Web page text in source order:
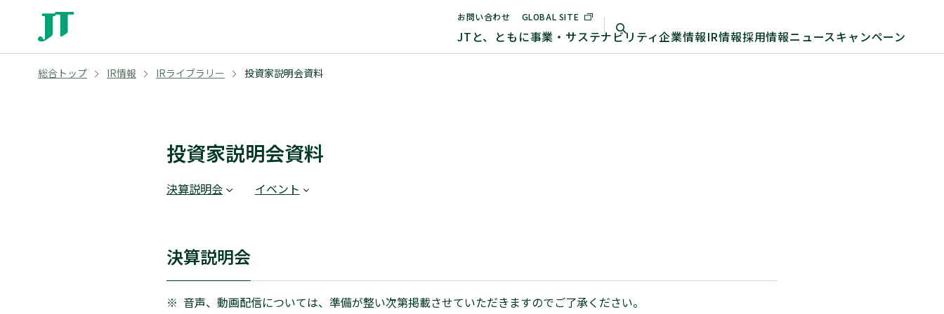
お問い合わせ GLOBAL SITE
JTと、ともに事業・ サステナビリティ企業情報IR情報採用情報ニュースキャンペーン
総合トップ IR情報 IRライブラリー 投資家説明会資料
投資家説明会資料
決算説明会 イベント
決算説明会
※ 音声、動画配信については、準備が整い次第掲載させていただきますのでご了承ください。